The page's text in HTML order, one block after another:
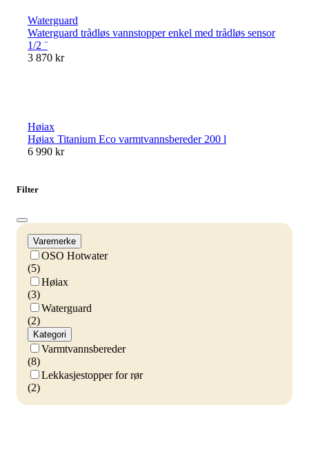
Waterguard
Waterguard trådløs vannstopper enkel med trådløs sensor
1/2 ¨
3 870 kr
Høiax
Høiax Titanium Eco varmtvannsbereder 200 l
6 990 kr
Filter
Varemerke
OSO Hotwater
(5)
Høiax
(3)
Waterguard
(2)
Kategori
Varmtvannsbereder
(8)
Lekkasjestopper for rør
(2)